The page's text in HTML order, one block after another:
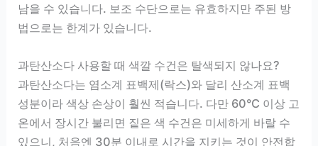
남을 수 있습니다. 보조 수단으로는 유효하지만 주된 방
법으로는 한계가 있습니다.
과탄산소다 사용할 때 색깔 수건은 탈색되지 않나요?
과탄산소다는 염소계 표백제(락스)와 달리 산소계 표백
성분이라 색상 손상이 훨씬 적습니다. 다만 60°C 이상 고
온에서 장시간 불리면 짙은 색 수건은 미세하게 바랄 수
있으니, 처음엔 30분 이내로 시간을 지키는 것이 안전합